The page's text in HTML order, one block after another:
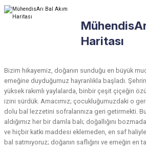
Haritası
Bizim hikayemiz, doğanın sunduğu en büyük
emeğine duyduğumuz hayranlıkla başladı.
yüksek rakımlı yaylalarda, binbir çeşit çiçeğin
izini sürdük. Amacımız; çocukluğumuzdaki o
dolu bal lezzetini sofralarınıza geri getirmekti.
aldığımız her bir damla balı; doğallığını
ve hiçbir katkı maddesi eklemeden, en saf
bal satmıyoruz; doğanın saflığını ve emeğin en